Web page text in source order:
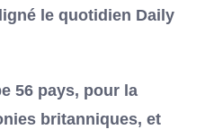
le quotidien Daily
56 pays, pour la
britanniques, et